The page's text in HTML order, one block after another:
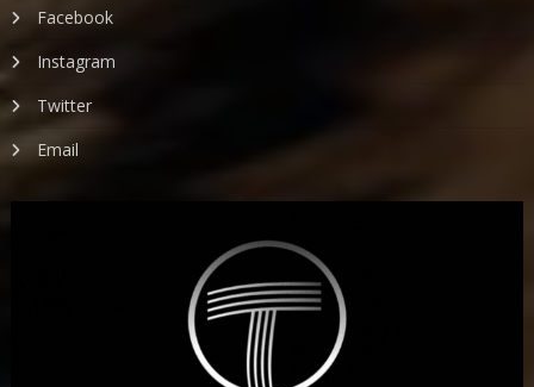
Facebook
Instagram
Twitter
Email